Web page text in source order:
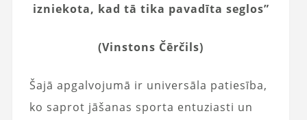
izniekota, kad tā tika pavadīta seglos”
(Vinstons Čērčils)
Šajā apgalvojumā ir universāla patiesība,
ko saprot jāšanas sporta entuziasti un